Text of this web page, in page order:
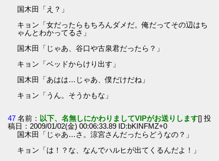
国木田「え？」
キョン「女だったらもちろんダメだ。俺だってその辺はち
ゃんとわかってるさ」
国木田「じゃあ、谷口や古泉君だったら？」
キョン「ベッドからけり出す」
国木田「あはは…じゃあ、僕だけだね」
キョン「うん。そうかもな」
47 名前： 以下、名無しにかわりましてVIPがお送りします[] 投
稿日：2009/01/02(金) 00:06:33.89 ID:bKINFMZ+0
国木田「じゃあ…さ。涼宮さんだったらどうなの？」
キョン「は！？な、なんでハルヒが出てくるんだよ！」